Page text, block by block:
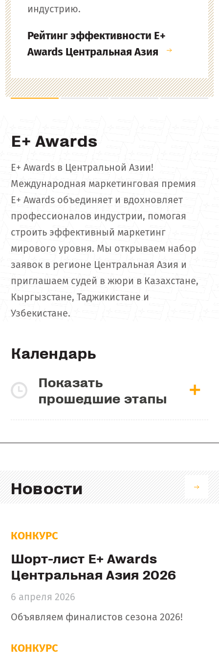
индустрию.
Рейтинг эффективности E+
Awards Центральная Азия
E+ Awards
E+ Awards в Центральной Азии!
Международная маркетинговая премия
E+ Awards объединяет и вдохновляет
профессионалов индустрии, помогая
строить эффективный маркетинг
мирового уровня. Мы открываем набор
заявок в регионе Центральная Азия и
приглашаем судей в жюри в Казахстане,
Кыргызстане, Таджикистане и
Узбекистане.
Календарь
Показать
прошедшие этапы
Новости
6 апреля 2026
КОНКУРС
Шорт-лист E+ Awards
Центральная Азия 2026
Объявляем финалистов сезона 2026!
КОНКУРС